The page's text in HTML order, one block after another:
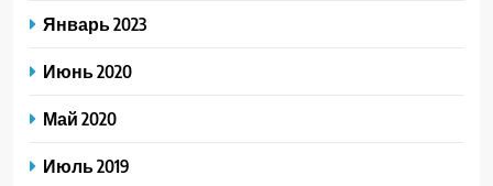
Январь 2023
Июнь 2020
Май 2020
Июль 2019